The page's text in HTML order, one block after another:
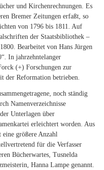
und Kirchenrechnungen. Es
Bremer Zeitungen erfaßt, so
von 1796 bis 1811. Auf
der Staatsbibliothek –
Bearbeitet von Hans Jürgen
In jahrzehntelanger
(+) Forschungen zur
der Reformation betrieben.
noch ständig
Namenverzeichnisse
Unterlagen über
erleichtert worden. Aus
größere Anzahl
für die Verfasser
Bücherwartes, Tusnelda
Hanna Lampe genannt.